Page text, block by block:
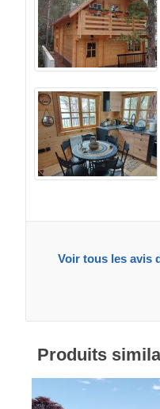
Voir tous les avis
Produits